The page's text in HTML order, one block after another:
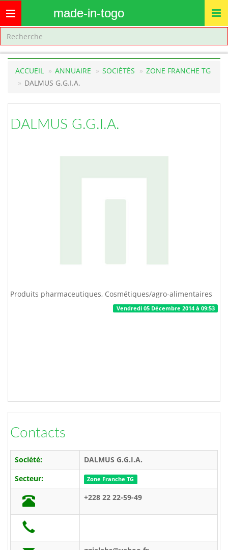
Toggle
navigation
made-in-togo
ACCUEIL ANNUAIRE SOCIÉTÉS
ZONE FRANCHE TG
DALMUS G.G.I.A.
DALMUS G.G.I.A.
Produits pharmaceutiques, Cosmétiques/agro-alimentaires
Vendredi 05 Décembre 2014 à 09:53
Contacts
Société:
DALMUS G.G.I.A.
Secteur:
Zone Franche TG
+228 22 22-59-49